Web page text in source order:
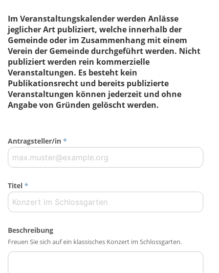
Im Veranstaltungskalender werden Anlässe
jeglicher Art publiziert, welche innerhalb der
Gemeinde oder im Zusammenhang mit einem
Verein der Gemeinde durchgeführt werden. Nicht
publiziert werden rein kommerzielle
Veranstaltungen. Es besteht kein
Publikationsrecht und bereits publizierte
Veranstaltungen können jederzeit und ohne
Angabe von Gründen gelöscht werden.
Antragsteller/in *
Titel *
Beschreibung
Freuen Sie sich auf ein klassisches Konzert im Schlossgarten.